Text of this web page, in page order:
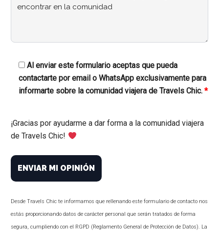
Al enviar este formulario aceptas que pueda
contactarte por email o WhatsApp exclusivamente para
informarte sobre la comunidad viajera de Travels Chic.*
¡Gracias por ayudarme a dar forma a la comunidad viajera
de Travels Chic!
Desde Travels Chic te informamos que rellenando este formulario de contacto nos
estás proporcionando datos de carácter personal que serán tratados de forma
segura, cumpliendo con el RGPD (Reglamento General de Protección de Datos). La